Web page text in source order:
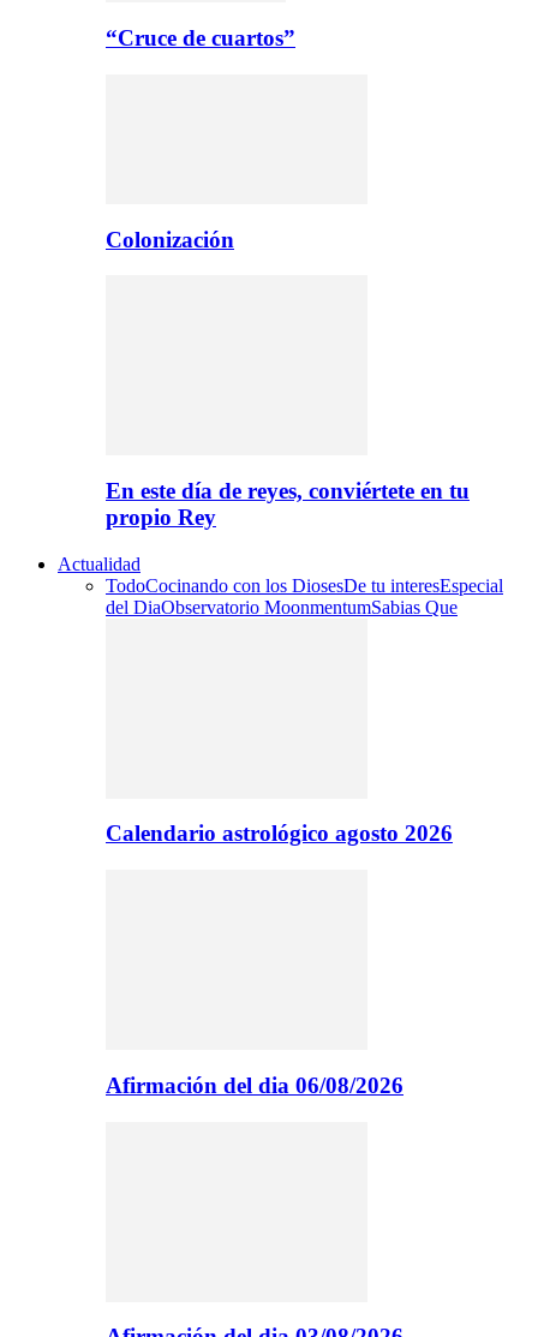
“Cruce de cuartos”
Colonización
En este día de reyes, conviértete en tu
propio Rey
Actualidad
TodoCocinando con los DiosesDe tu interesEspecial
del DiaObservatorio MoonmentumSabias Que
Calendario astrológico agosto 2026
Afirmación del dia 06/08/2026